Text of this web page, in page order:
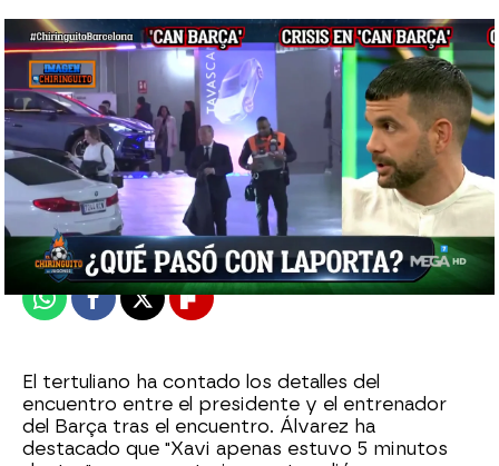
El Chiringuito
Publicado:13 de febrero de 2024, 02:23
WhatsappFacebook
X Flipboard
El tertuliano ha contado los detalles del
encuentro entre el presidente y el entrenador
del Barça tras el encuentro. Álvarez ha
destacado que "Xavi apenas estuvo 5 minutos